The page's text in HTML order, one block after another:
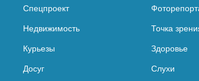
Спецпроект
Недвижимость Точка
Курьезы Здоровье
Досуг Слухи